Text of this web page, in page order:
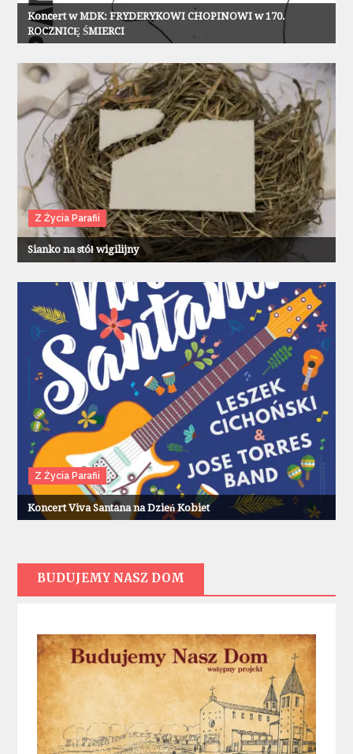
Koncert w MDK: FRYDERYKOWI CHOPINOWI w 170.
ROCZNICĘ ŚMIERCI
Z Życia Parafii
Sianko na stół wigilijny
Z Życia Parafii
Koncert Viva Santana na Dzień Kobiet
BUDUJEMY NASZ DOM